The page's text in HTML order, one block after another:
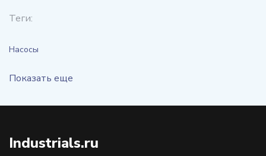
Теги:
Насосы
Показать еще
Industrials.ru